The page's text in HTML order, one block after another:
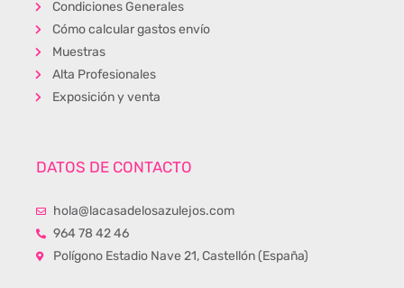
Condiciones Generales
Cómo calcular gastos envío
Muestras
Alta Profesionales
Exposición y venta
DATOS DE CONTACTO
hola@lacasadelosazulejos.com
964 78 42 46
Polígono Estadio Nave 21, Castellón (España)